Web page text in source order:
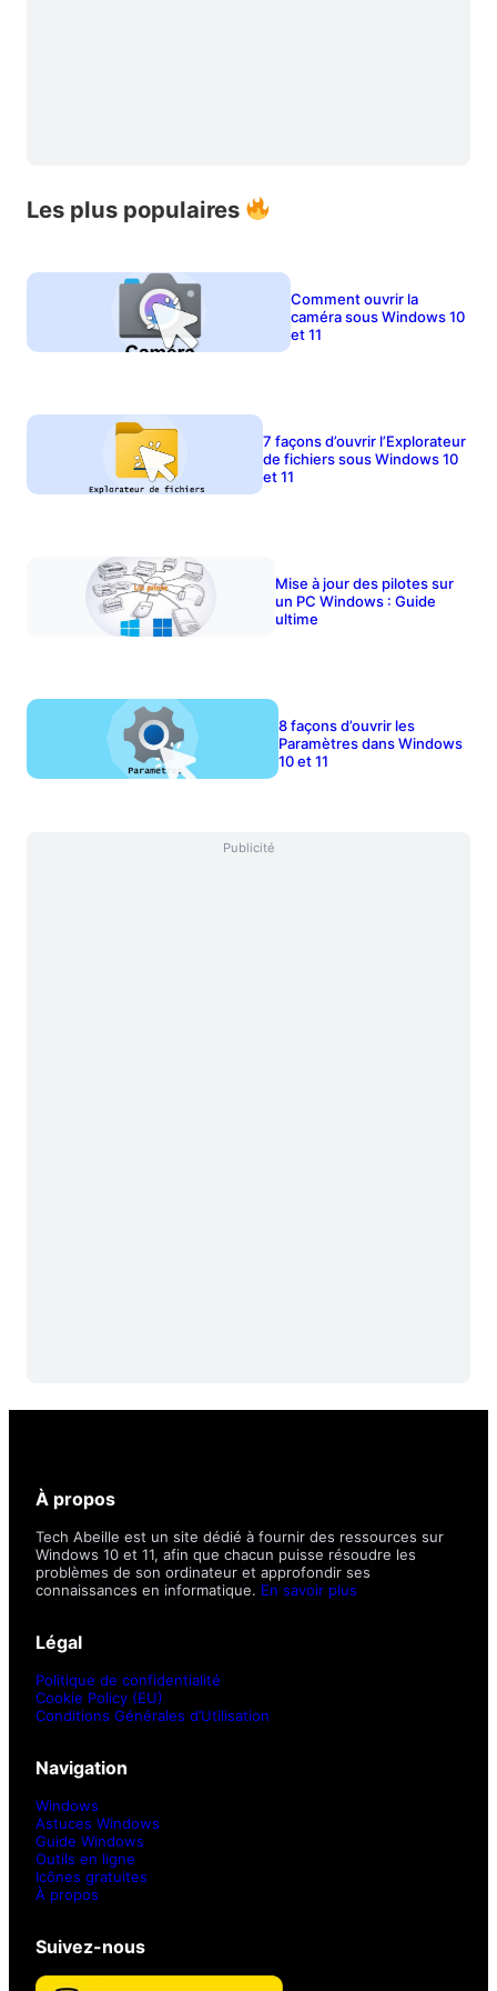
Les plus populaires
Comment ouvrir la
caméra sous Windows 10
et 11
7 façons d’ouvrir l’Explorateur
de fichiers sous Windows 10
et 11
Mise à jour des pilotes sur
un PC Windows : Guide
ultime
8 façons d’ouvrir les
Paramètres dans Windows
10 et 11
Publicité
À propos
Tech Abeille est un site dédié à fournir des ressources sur
Windows 10 et 11, afin que chacun puisse résoudre les
problèmes de son ordinateur et approfondir ses
connaissances en informatique. En savoir plus
Légal
Politique de confidentialité
Cookie Policy (EU)
Conditions Générales d’Utilisation
Navigation
Windows
Astuces Windows
Guide Windows
Outils en ligne
Icônes gratuites
À propos
Suivez-nous